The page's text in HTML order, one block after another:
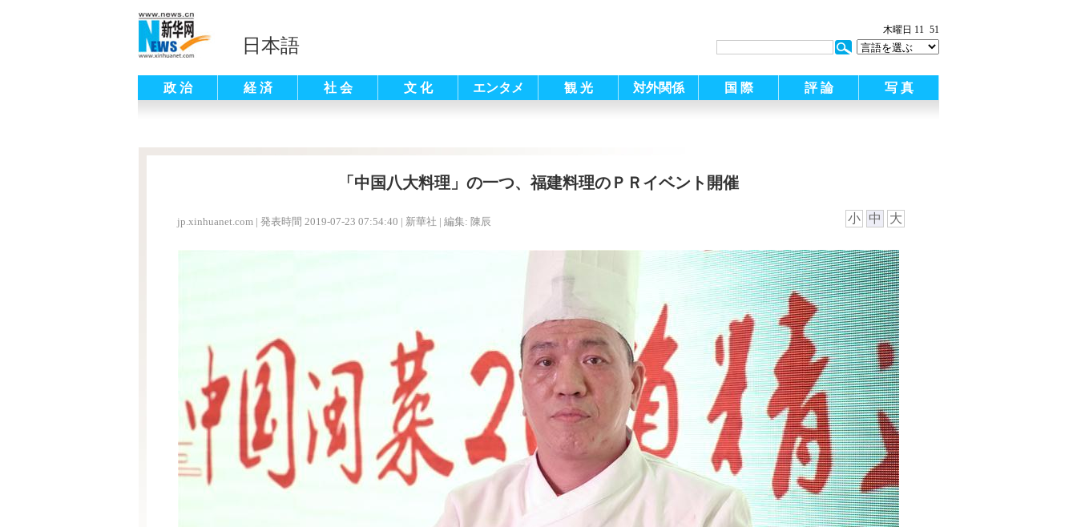
日本語
木曜日 11 51
政 治 経 済 社 会 文 化 エンタメ 観 光 対外関係 国 際 評 論 写 真
「中国八大料理」の一つ、福建料理のＰＲイベント開催
jp.xinhuanet.com | 発表時間 2019-07-23 07:54:40 | 新華社 | 編集: 陳辰 小 中 大